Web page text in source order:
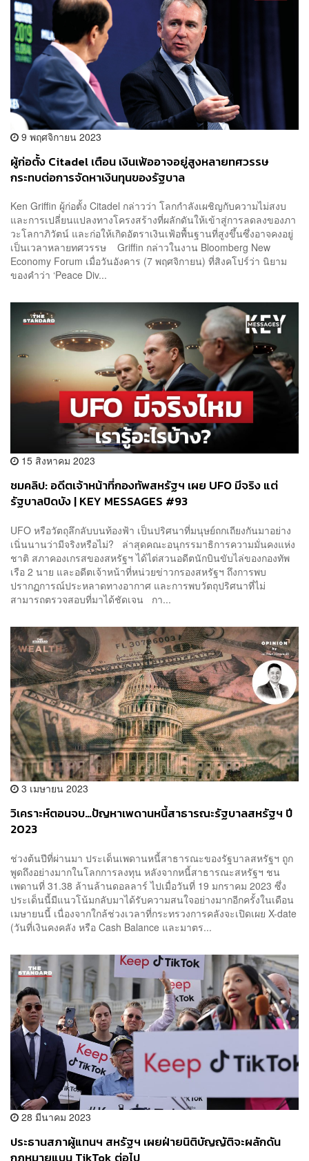
9 พฤศจิกายน 2023
ผู้ก่อตั้ง Citadel เตือน เงินเฟ้ออาจอยู่สูงหลายทศวรรษ
กระทบต่อการจัดหาเงินทุนของรัฐบาล
Ken Griffin ผู้ก่อตั้ง Citadel กล่าวว่า โลกกำลังเผชิญกับความไม่สงบ
และการเปลี่ยนแปลงทางโครงสร้างที่ผลักดันให้เข้าสู่การลดลงของภา
วะโลกาภิวัตน์ และก่อให้เกิดอัตราเงินเฟ้อพื้นฐานที่สูงขึ้นซึ่งอาจคงอยู่
เป็นเวลาหลายทศวรรษ Griffin กล่าวในงาน Bloomberg New
Economy Forum เมื่อวันอังคาร (7 พฤศจิกายน) ที่สิงคโปร์ว่า นิยาม
ของคำว่า ‘Peace Div...
15 สิงหาคม 2023
ชมคลิป: อดีตเจ้าหน้าที่กองทัพสหรัฐฯ เผย UFO มีจริง แต่
รัฐบาลปิดบัง | KEY MESSAGES #93
UFO หรือวัตถุลึกลับบนท้องฟ้า เป็นปริศนาที่มนุษย์ถกเถียงกันมาอย่าง
เนิ่นนานว่ามีจริงหรือไม่? ล่าสุดคณะอนุกรรมาธิการความมั่นคงแห่ง
ชาติ สภาคองเกรสของสหรัฐฯ ได้ไต่สวนอดีตนักบินขับไล่ของกองทัพ
เรือ 2 นาย และอดีตเจ้าหน้าที่หน่วยข่าวกรองสหรัฐฯ ถึงการพบ
ปรากฏการณ์ประหลาดทางอากาศ และการพบวัตถุปริศนาที่ไม่
สามารถตรวจสอบที่มาได้ชัดเจน กา...
3 เมษายน 2023
วิเคราะห์ตอนจบ…ปัญหาเพดานหนี้สาธารณะรัฐบาลสหรัฐฯ ปี
2023
ช่วงต้นปีที่ผ่านมา ประเด็นเพดานหนี้สาธารณะของรัฐบาลสหรัฐฯ ถูก
พูดถึงอย่างมากในโลกการลงทุน หลังจากหนี้สาธารณะสหรัฐฯ ชน
เพดานที่ 31.38 ล้านล้านดอลลาร์ ไปเมื่อวันที่ 19 มกราคม 2023 ซึ่ง
ประเด็นนี้มีแนวโน้มกลับมาได้รับความสนใจอย่างมากอีกครั้งในเดือน
เมษายนนี้ เนื่องจากใกล้ช่วงเวลาที่กระทรวงการคลังจะเปิดเผย X-date
(วันที่เงินคงคลัง หรือ Cash Balance และมาตร...
28 มีนาคม 2023
ประธานสภาผู้แทนฯ สหรัฐฯ เผยฝ่ายนิติบัญญัติจะผลักดัน